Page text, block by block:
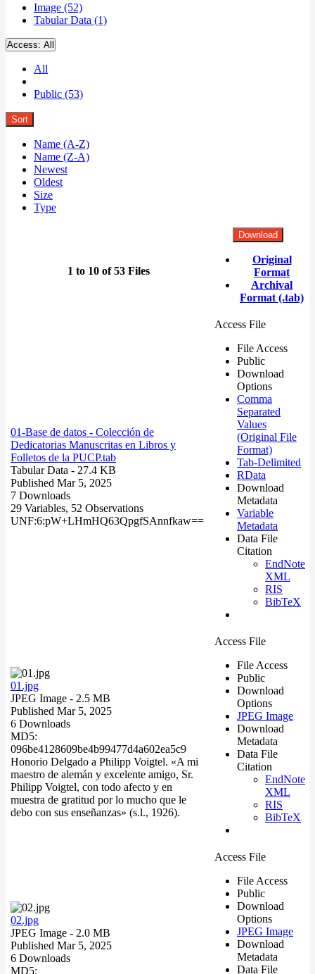
Image (52)
Tabular Data (1)
Access: All
All
Public (53)
Sort
Name (A-Z)
Name (Z-A)
Newest
Oldest
Size
Type
1 to 10 of 53 Files
Download
Original
Format
Archival
Format (.tab)
01-Base de datos - Colección de
Dedicatorias Manuscritas en Libros y
Folletos de la PUCP.tab
Tabular Data - 27.4 KB
Published Mar 5, 2025
7 Downloads
29 Variables, 52 Observations
UNF:6:pW+LHmHQ63QpgfSAnnfkaw==
Access File
File Access
Public
Download
Options
Comma
Separated
Values
(Original File
Format)
Tab-Delimited
RData
Download
Metadata
Variable
Metadata
Data File
Citation
EndNote
XML
RIS
BibTeX
01.jpg
JPEG Image - 2.5 MB
Published Mar 5, 2025
6 Downloads
MD5:
096be4128609be4b99477d4a602ea5c9
Honorio Delgado a Philipp Voigtel. «A mi
maestro de alemán y excelente amigo, Sr.
Philipp Voigtel, con todo afecto y en
muestra de gratitud por lo mucho que le
debo con sus enseñanzas» (s.l., 1926).
Access File
File Access
Public
Download
Options
JPEG Image
Download
Metadata
Data File
Citation
EndNote
XML
RIS
BibTeX
02.jpg
JPEG Image - 2.0 MB
Published Mar 5, 2025
6 Downloads
MD5:
Access File
File Access
Public
Download
Options
JPEG Image
Download
Metadata
Data File